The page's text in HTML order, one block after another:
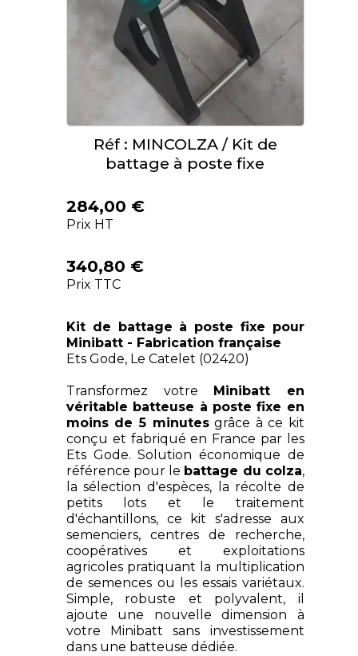
Réf : MINCOLZA / Kit de
battage à poste fixe
284,00 €
Prix HT
340,80 €
Prix TTC
Kit de battage à poste fixe pour
Minibatt - Fabrication française
Ets Gode, Le Catelet (02420)
Transformez votre Minibatt en
véritable batteuse à poste fixe en
moins de 5 minutesgrâce à ce kit
conçu et fabriqué en France par les
Ets Gode. Solution économique de
référence pour le battage du colza,
la sélection d'espèces, la récolte de
petits lots et le traitement
d'échantillons, ce kit s'adresse aux
semenciers, centres de recherche,
coopératives et exploitations
agricoles pratiquant la multiplication
de semences ou les essais variétaux.
Simple, robuste et polyvalent, il
ajoute une nouvelle dimension à
votre Minibatt sans investissement
dans une batteuse dédiée.